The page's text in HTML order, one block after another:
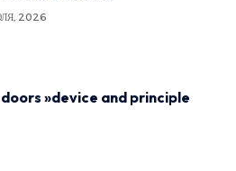
2026
»device and principle